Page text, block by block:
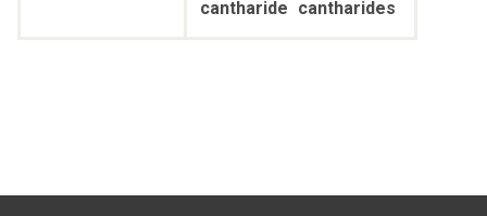
cantharide cantharides